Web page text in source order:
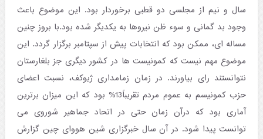
سال و نیم از مجلسی دو قطبی برخوردار بود. این موضوع باعث
وجود بد گمانی و سوء ظن نیروها به یکدیگر شده بود.با بروز چنین
مساله ای، ممکن بود که انتخابات پیش از سپتامبر برگزار گردد. این
موضوع مهم نیست که کمونیست ها در کشور دیگری جز بلغارستان
نتوانستند رای بیاورند. در زمان زمامداری ژیوکف، نسبت اعضای
حزب کمونیسم به عموم مردم تقریباً13% بود که این میزان برترین
آماری بود که درآن زمان حتی در اتحاد جماهیر شوروی می
توانست پیدا شود. در آن سال خبرگزاری شین هووای چین گزارش